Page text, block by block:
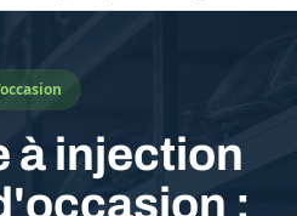
à injection
: